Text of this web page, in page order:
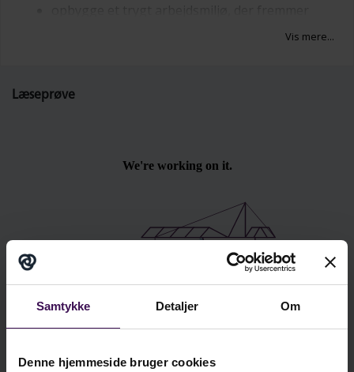
Samtykke Detaljer Om
Denne hjemmeside bruger cookies
Psykologisk tryghed er nøglen til trivsel,
Vis mere...
Læseprøve
Se læseprøven i fuld skærm